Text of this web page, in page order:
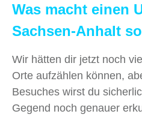
Was macht einen
Sachsen-Anhalt
Wir hätten dir jetzt noch
Orte aufzählen können,
Besuches wirst du
Gegend noch genauer